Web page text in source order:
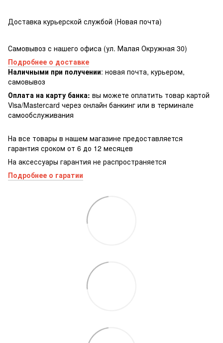
Доставка курьерской службой (Новая почта)
Самовывоз с нашего офиса (ул. Малая Окружная 30)
Подробнее о доставке
Наличными при получении: новая почта, курьером,
самовывоз
Оплата на карту банка: вы можете оплатить товар картой
Visa/Masterсard через онлайн банкинг или в терминале
самообслуживания
На все товары в нашем магазине предоставляется
гарантия сроком от 6 до 12 месяцев
На аксессуары гарантия не распространяется
Подробнее о гаратии